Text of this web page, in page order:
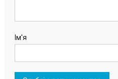
Ім'я